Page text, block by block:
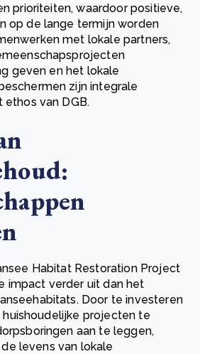
prioriteiten, waardoor positieve,
op de lange termijn worden
met lokale partners,
geven en het lokale
zijn integrale
van DGB.
Habitat Restoration Project
impact verder uit dan het
Door te investeren
huishoudelijke projecten te
aan te leggen,
levens van lokale